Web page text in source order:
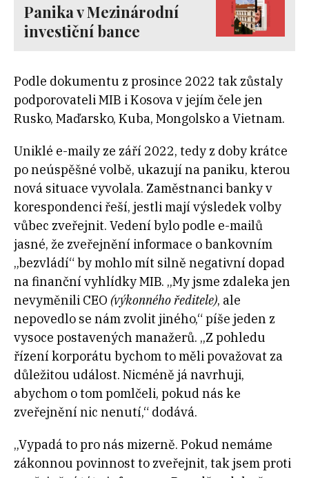
Panika v Mezinárodní
investiční bance
Podle dokumentu z prosince 2022 tak zůstaly
podporovateli MIB i Kosova v jejím čele jen
Rusko, Maďarsko, Kuba, Mongolsko a Vietnam.
Uniklé e-maily ze září 2022, tedy z doby krátce
po neúspěšné volbě, ukazují na paniku, kterou
nová situace vyvolala. Zaměstnanci banky v
korespondenci řeší, jestli mají výsledek volby
vůbec zveřejnit. Vedení bylo podle e-mailů
jasné, že zveřejnění informace o bankovním
„bezvládí“ by mohlo mít silně negativní dopad
na finanční vyhlídky MIB. „My jsme zdaleka jen
nevyměnili CEO (výkonného ředitele), ale
nepovedlo se nám zvolit jiného,“ píše jeden z
vysoce postavených manažerů. „Z pohledu
řízení korporátu bychom to měli považovat za
důležitou událost. Nicméně já navrhuji,
abychom o tom pomlčeli, pokud nás ke
zveřejnění nic nenutí,“ dodává.
„Vypadá to pro nás mizerně. Pokud nemáme
zákonnou povinnost to zveřejnit, tak jsem proti